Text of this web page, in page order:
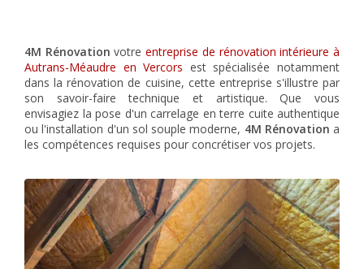
4M Rénovation votreentreprise de rénovation intérieure à
Autrans-Méaudre en Vercors est spécialisée notamment
dans la rénovation de cuisine, cette entreprise s'illustre par
son savoir-faire technique et artistique. Que vous
envisagiez la pose d'un carrelage en terre cuite authentique
ou l'installation d'un sol souple moderne, 4M Rénovation a
les compétences requises pour concrétiser vos projets.